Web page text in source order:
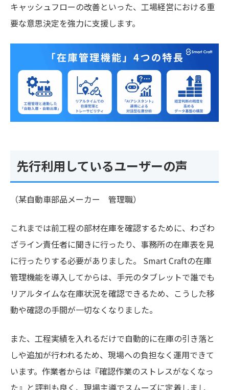
キャッシュフローの改善といった、工場経営における重
要な意思決定を強力に支援します。
先行利用しているユーザーの声
（某自動車部品メーカー 管理職）
これまでは前工程の部材在庫を確認するために、わざわ
ざライン責任者に聞きに行ったり、事務所の在庫表を見
に行ったりする必要がありました。 Smart Craftの在庫
管理機能を導入してからは、手元のタブレットで誰でも
リアルタイムな在庫状況を確認できるため、こうした移
動や確認の手間が一切なくなりました。
また、工程実績を入れるだけで自動的に在庫の引き落と
しや追加が行われるため、現場への負担なく運用できて
います。作業者からは『確認作業のストレスがなくなっ